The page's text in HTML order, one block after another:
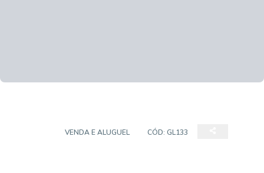
VENDA E ALUGUEL CÓD: GL133